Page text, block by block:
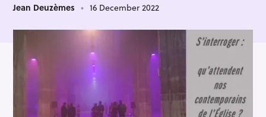
Jean Deuzèmes 16 December 2022